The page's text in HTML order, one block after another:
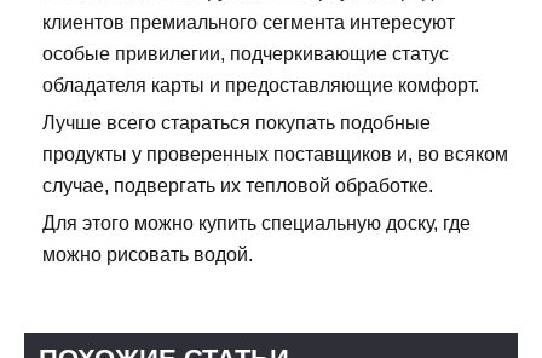
клиентов премиального сегмента интересуют
особые привилегии, подчеркивающие статус
обладателя карты и предоставляющие комфорт.
Лучше всего стараться покупать подобные
продукты у проверенных поставщиков и, во всяком
случае, подвергать их тепловой обработке.
Для этого можно купить специальную доску, где
можно рисовать водой.